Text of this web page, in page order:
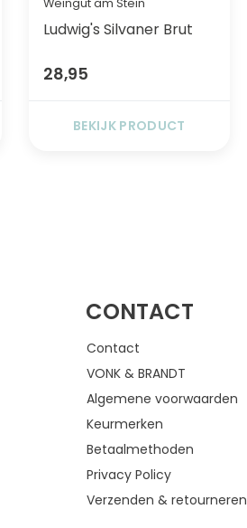
Ludwig's Silvaner Brut
28,95
BEKIJK PRODUCT
CONTACT
Contact
VONK & BRANDT
Algemene voorwaarden
Keurmerken
Betaalmethoden
Privacy Policy
Verzenden & retourneren